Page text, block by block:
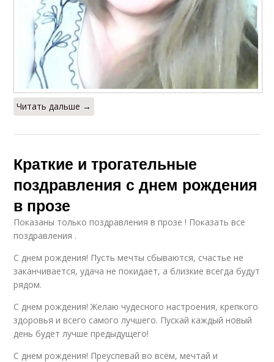
Читать дальше →
Краткие и трогательные
поздравления с днем рождения
в прозе
Показаны только поздравления в прозе ! Показать все
поздравления .
С днем рождения! Пусть мечты сбываются, счастье не
заканчивается, удача не покидает, а близкие всегда будут
рядом.
С днем рождения! Желаю чудесного настроения, крепкого
здоровья и всего самого лучшего. Пускай каждый новый
день будет лучше предыдущего!
С днем рождения! Преуспевай во всём, мечтай и